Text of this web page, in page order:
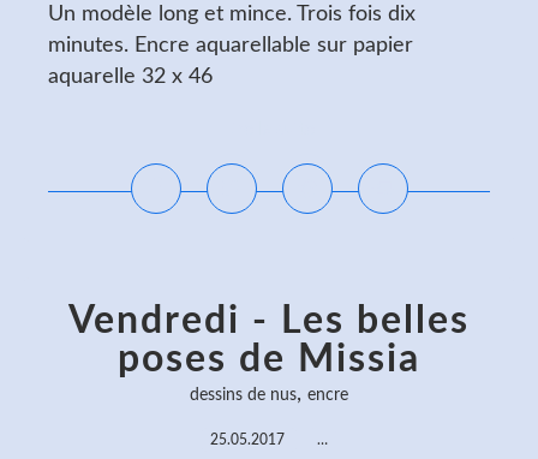
Un modèle long et mince. Trois fois dix
minutes. Encre aquarellable sur papier
aquarelle 32 x 46
Vendredi - Les belles
poses de Missia
dessins de nus, encre
25.05.2017 …